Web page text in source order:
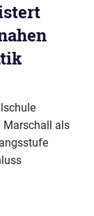
Marschall als